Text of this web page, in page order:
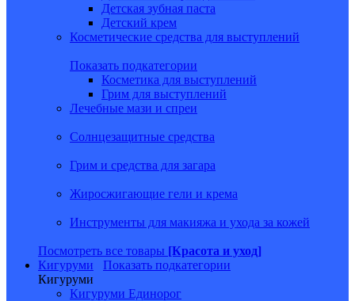
Детская зубная паста
Детский крем
Косметические средства для выступлений
Показать подкатегории
Косметика для выступлений
Грим для выступлений
Лечебные мази и спреи
Солнцезащитные средства
Грим и средства для загара
Жиросжигающие гели и крема
Инструменты для макияжа и ухода за кожей
Посмотреть все товары [Красота и уход]
Кигуруми
Показать подкатегории
Кигуруми
Кигуруми Единорог